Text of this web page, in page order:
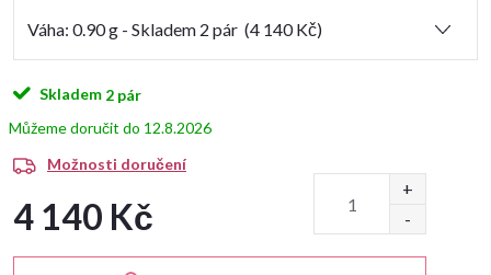
Skladem 2 pár
12.8.2026
Možnosti doručení
4 140 Kč